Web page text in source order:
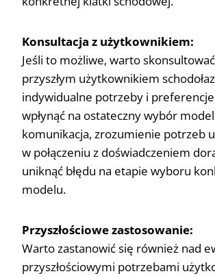
Konsultacja z użytkownikiem:
Jeśli to możliwe, warto
przyszłym użytkownikiem
indywidualne potrzeby i
wpłynąć na ostateczny wybór
komunikacja, zrozumienie potrzeb
w połączeniu z doświadczeniem
uniknąć błędu na etapie wyboru
modelu.
Przyszłościowe zastosowanie:
Warto zastanowić się również nad
przyszłościowymi potrzebami